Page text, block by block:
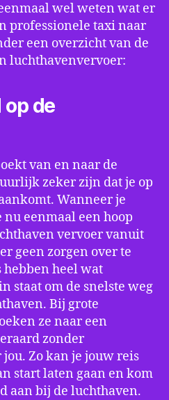
wel weten wat er
professionele taxi naar
een overzicht van de
luchthavenvervoer:
op de
van en naar de
zeker zijn dat je op
Wanneer je
eenmaal een hoop
vervoer vanuit
geen zorgen over te
hebben heel wat
staat om de snelste weg
Bij grote
ze naar een
zonder
Zo kan je jouw reis
start laten gaan en kom
aan bij de luchthaven.